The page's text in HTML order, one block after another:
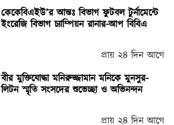
কেকেবিএইউ’র আন্তঃ বিভাগ ফুটবল টুর্নামেন্টে
ইংরেজি বিভাগ চ্যাম্পিয়ন রানার-আপ বিবিএ
প্রায় ২৪ দিন আগে
বীর মুক্তিযোদ্ধা মনিরুজ্জামান মনিকে মুনসুর-
লিটন স্মৃতি সংসদের শুভেচ্ছা ও অভিনন্দন
প্রায় ২৪ দিন আগে